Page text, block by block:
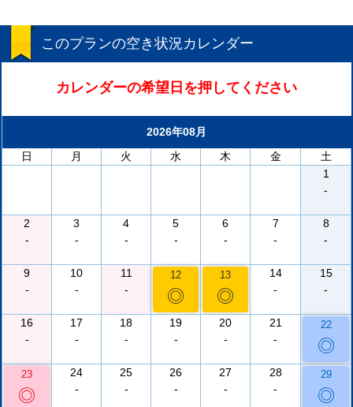
このプランの空き状況カレンダー
カレンダーの希望日を押してください
2026年08月
日
月 火 水 木 金
土
1
-
2
-
3
-
4
-
5
-
6
-
7
-
8
-
9
-
10
-
11
-
12
◎
13
◎
14
-
15
-
16
-
17
-
18
-
19
-
20
-
21
-
22
◎
23
◎
24
-
25
-
26
-
27
-
28
-
29
◎